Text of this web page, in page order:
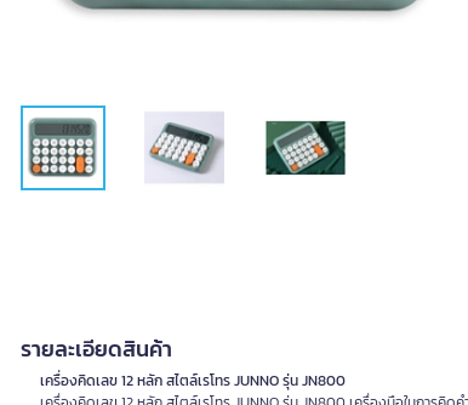
รายละเอียดสินค้า
เครื่องคิดเลข 12 หลัก สไตล์เรโทร JUNNO รุ่น JN800